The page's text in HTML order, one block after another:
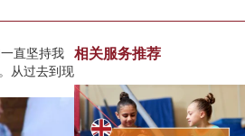
直坚持我
从过去到现
相关服务推荐